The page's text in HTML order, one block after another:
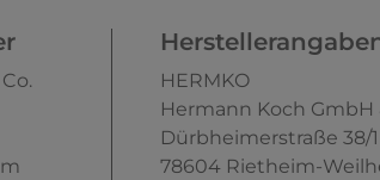
HERMKO
Hermann Koch GmbH
Dürbheimerstraße 38/1
78604 Rietheim-